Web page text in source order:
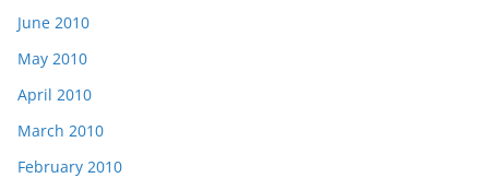
June 2010
May 2010
April 2010
March 2010
February 2010